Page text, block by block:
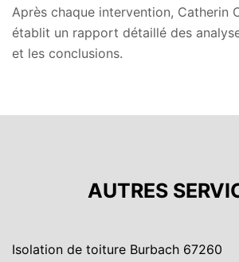
Après chaque intervention, Catherin
établit un rapport détaillé des
et les conclusions.
AUTRES
Isolation de toiture Burbach 67260